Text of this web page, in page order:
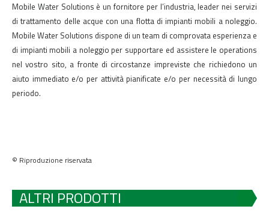
Mobile Water Solutions è un fornitore per l’industria, leader nei servizi
di trattamento delle acque con una flotta di impianti mobili a noleggio.
Mobile Water Solutions dispone di un team di comprovata esperienza e
di impianti mobili a noleggio per supportare ed assistere le operations
nel vostro sito, a fronte di circostanze impreviste che richiedono un
aiuto immediato e/o per attività pianificate e/o per necessità di lungo
periodo.
© Riproduzione riservata
ALTRI PRODOTTI